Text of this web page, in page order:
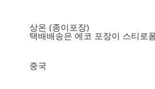
상온 (종이포장)
택배배송은 에코 포장이 스티로
중국